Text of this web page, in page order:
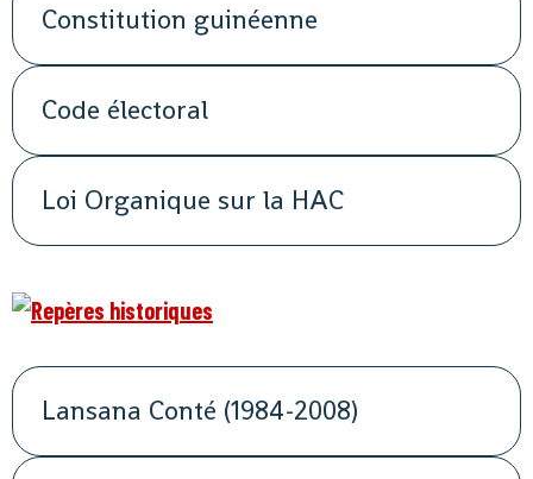
Constitution guinéenne
Code électoral
Loi Organique sur la HAC
Lansana Conté (1984-2008)